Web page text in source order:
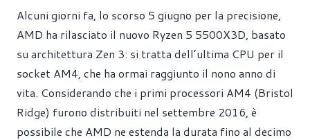
Alcuni giorni fa, lo scorso 5 giugno per la precisione,
AMD ha rilasciato il nuovo Ryzen 5 5500X3D, basato
su architettura Zen 3: si tratta dell’ultima CPU per il
socket AM4, che ha ormai raggiunto il nono anno di
vita. Considerando che i primi processori AM4 (Bristol
Ridge) furono distribuiti nel settembre 2016, è
possibile che AMD ne estenda la durata fino al decimo